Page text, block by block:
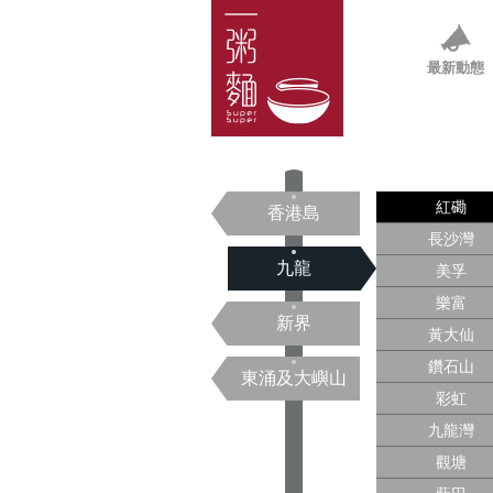
最新動態
香港島
九龍
紅磡
長沙灣
美孚
樂富
黃大仙
鑽石山
彩虹
九龍灣
觀塘
新界
東涌及大嶼山